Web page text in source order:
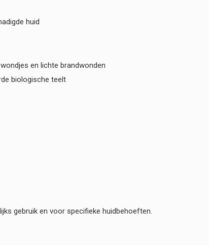
huid
en lichte brandwonden
biologische teelt
gebruik en voor specifieke huidbehoeften.